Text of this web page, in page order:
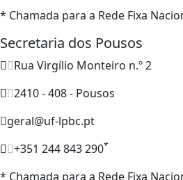
* Chamada para a Rede Fixa
Secretaria dos Pousos
Rua Virgílio Monteiro n.º 2
2410 - 408 - Pousos
geral@uf-lpbc.pt
+351 244 843 290*
* Chamada para a Rede Fixa